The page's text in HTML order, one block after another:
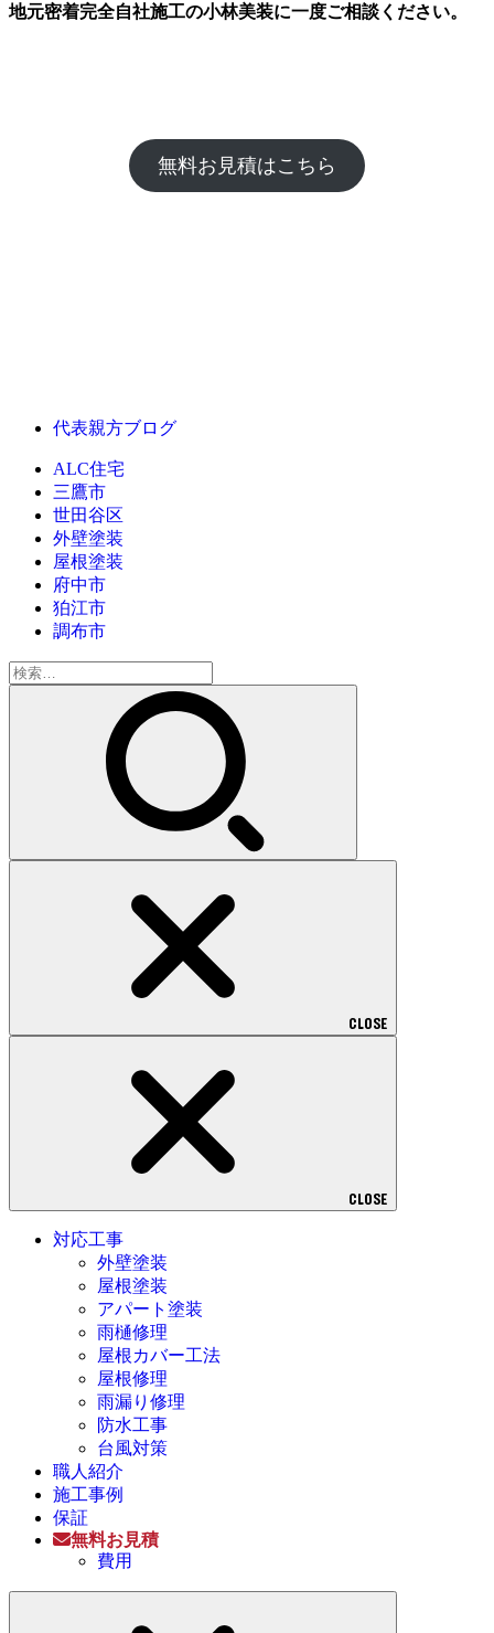
地元密着完全自社施工の小林美装に一度ご相談ください。
無料お見積はこちら
代表親方ブログ
ALC住宅
三鷹市
世田谷区
外壁塗装
屋根塗装
府中市
狛江市
調布市
検
索:
CLOSE
CLOSE
対応工事
外壁塗装
屋根塗装
アパート塗装
雨樋修理
屋根カバー工法
屋根修理
雨漏り修理
防水工事
台風対策
職人紹介
施工事例
保証
無料お見積
費用